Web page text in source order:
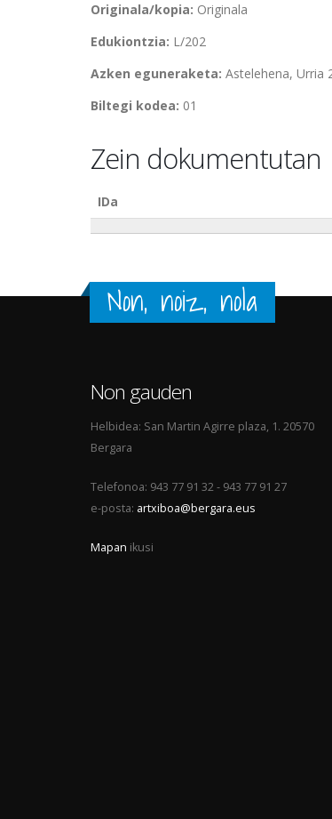
Originala/kopia: Originala
Edukiontzia: L/202
Azken eguneraketa: Astelehena, Urria
Biltegi kodea: 01
Zein dokumentutan
IDa
Non, noiz, nola
Non gauden
Helbidea: San Martin Agirre plaza, 1. 20570
Bergara
Telefonoa: 943 77 91 32 - 943 77 91 27
e-posta: artxiboa@bergara.eus
Mapan ikusi